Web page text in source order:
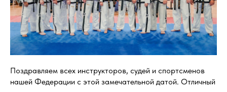
Поздравляем всех инструкторов, судей и спортсменов
нашей Федерации с этой замечательной датой. Отличный